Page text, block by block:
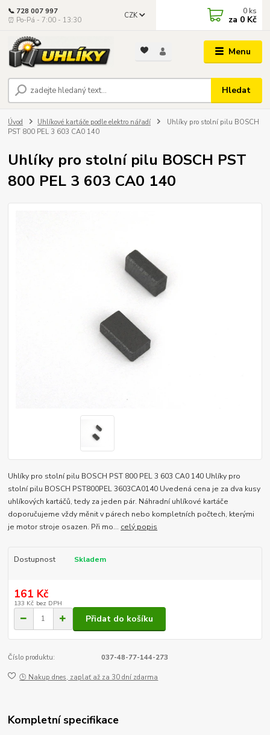
Menu
CZK
Hledat
📞 728 007 997
⏰ Po-Pá - 7:00 - 13:30
0 ks
za 0 Kč
Úvod Uhlíkové kartáče podle elektro nářadí
Uhlíky pro stolní pilu BOSCH
PST 800 PEL 3 603 CA0 140
Uhlíky pro stolní pilu BOSCH PST
800 PEL 3 603 CA0 140
Uhlíky pro stolní pilu BOSCH PST 800 PEL 3 603 CA0 140 Uhlíky pro
stolní pilu BOSCH PST800PEL 3603CA0140 Uvedená cena je za dva kusy
uhlíkových kartáčů, tedy za jeden pár. Náhradní uhlíkové kartáče
doporučujeme vždy měnit v párech nebo kompletních počtech, kterými
je motor stroje osazen. Při mo... celý popis
Dostupnost Skladem
161 Kč
133 Kč bez DPH
Přidat do košíku
Číslo produktu: 037-48-77-144-273
🕒 Nakup dnes, zaplať až za 30 dní zdarma
Kompletní specifikace